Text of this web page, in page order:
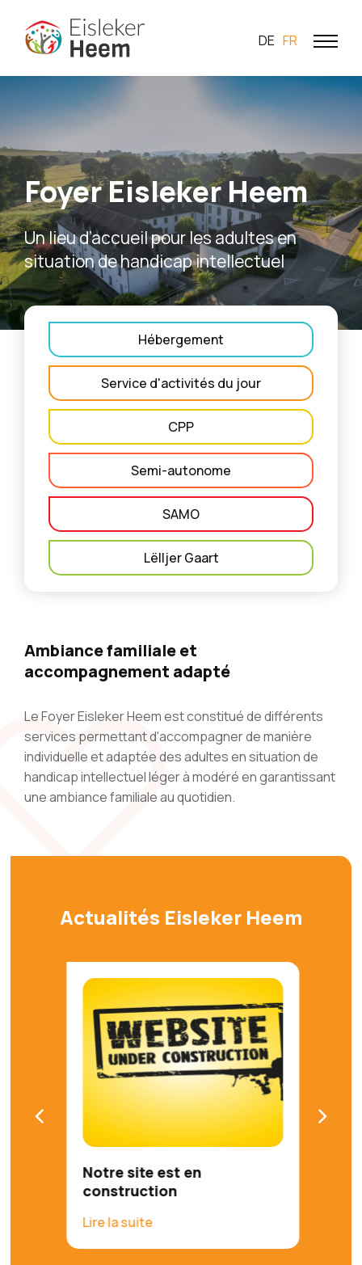
DE FR
Foyer Eisleker Heem
Un lieu d’accueil pour les adultes en
situation de handicap intellectuel
Hébergement
Service d'activités du jour
CPP
Semi-autonome
SAMO
Lëlljer Gaart
Ambiance familiale et
accompagnement adapté
Le Foyer Eisleker Heem est constitué de différents
services permettant d'accompagner de manière
individuelle et adaptée des adultes en situation de
handicap intellectuel léger à modéré en garantissant
une ambiance familiale au quotidien.
Actualités Eisleker Heem
Notre site est en
construction
Lire la suite